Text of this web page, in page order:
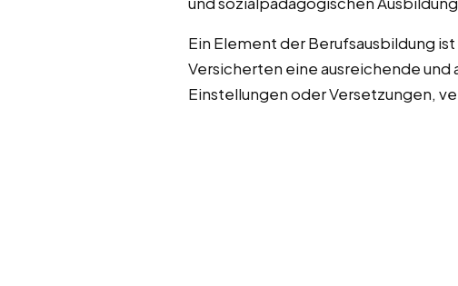
Ein Element der Berufsausbildung
Versicherten eine ausreichende und
Einstellungen oder Versetzungen,